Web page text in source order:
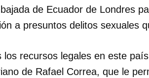
de Ecuador de Londres
a presuntos delitos sexuales
los recursos legales en este
de Rafael Correa, que le